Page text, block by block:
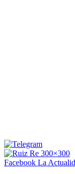
Facebook La